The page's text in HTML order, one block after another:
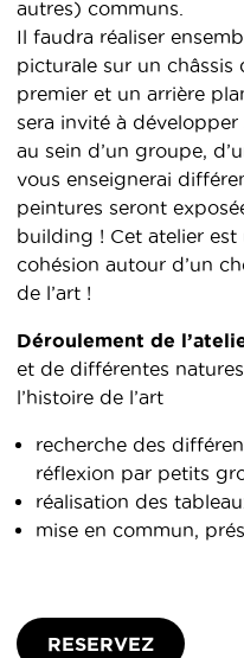
autres) communs.
Il faudra réaliser
picturale sur un châssis
premier et un arrière
sera invité à
au sein d’un groupe,
vous enseignerai
peintures seront
building ! Cet atelier
cohésion autour d’un
de l’art !
Déroulement de
et de différentes
l’histoire de l’art
recherche des
réflexion par petits
réalisation des
mise en commun,
RESERVEZ